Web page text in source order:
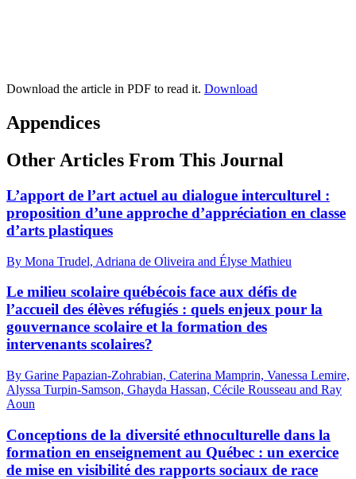
Download the article in PDF to read it. Download
Appendices
Other Articles From This Journal
L’apport de l’art actuel au dialogue interculturel :
proposition d’une approche d’appréciation en classe
d’arts plastiques
By Mona Trudel, Adriana de Oliveira and Élyse Mathieu
Le milieu scolaire québécois face aux défis de
l’accueil des élèves réfugiés : quels enjeux pour la
gouvernance scolaire et la formation des
intervenants scolaires?
By Garine Papazian-Zohrabian, Caterina Mamprin, Vanessa Lemire,
Alyssa Turpin-Samson, Ghayda Hassan, Cécile Rousseau and Ray
Aoun
Conceptions de la diversité ethnoculturelle dans la
formation en enseignement au Québec : un exercice
de mise en visibilité des rapports sociaux de race